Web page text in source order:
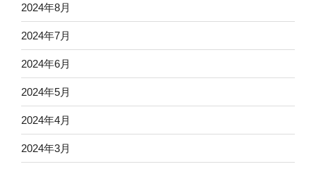
2024年8月
2024年7月
2024年6月
2024年5月
2024年4月
2024年3月